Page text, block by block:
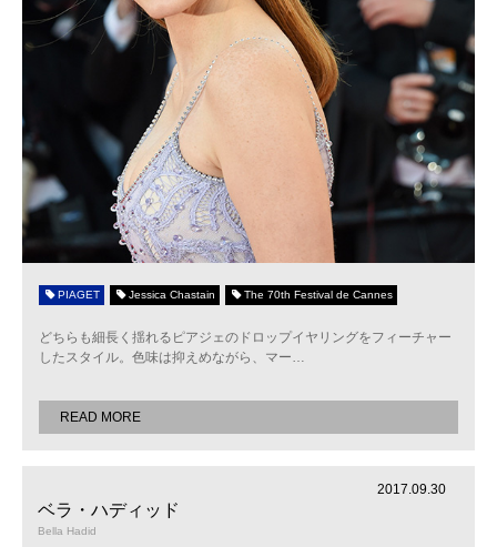
PIAGET Jessica Chastain The 70th Festival de Cannes
どちらも細長く揺れるピアジェのドロップイヤリングをフィーチャー
したスタイル。色味は抑えめながら、マー…
READ MORE
ベラ・ハディッド
Bella Hadid
2017.09.30